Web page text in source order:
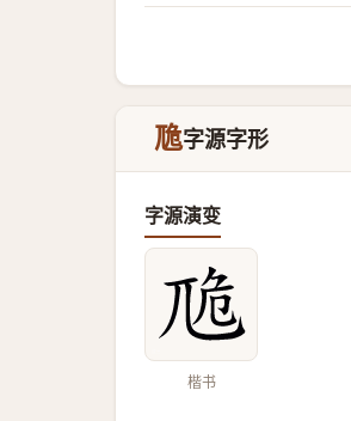
卼字源字形
字源演变
楷书